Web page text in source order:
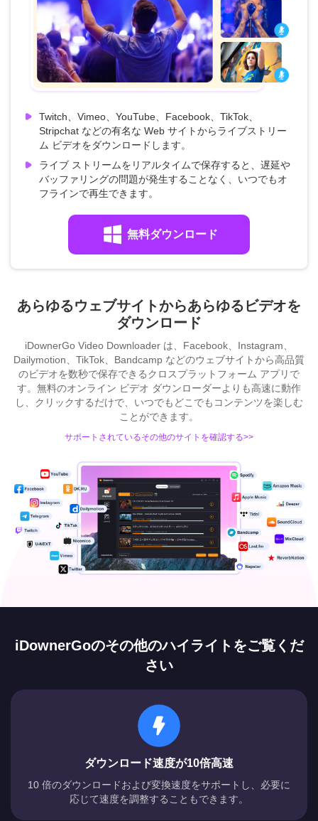
Twitch、Vimeo、YouTube、Facebook、TikTok、
Stripchat などの有名な Web サイトからライブストリー
ム ビデオをダウンロードします。
ライブ ストリームをリアルタイムで保存すると、遅延や
バッファリングの問題が発生することなく、いつでもオ
フラインで再生できます。
無料ダウンロード
あらゆるウェブサイトからあらゆるビデオを
ダウンロード
iDownerGo Video Downloader は、Facebook、Instagram、
Dailymotion、TikTok、Bandcamp などのウェブサイトから高品質
のビデオを数秒で保存できるクロスプラットフォーム アプリで
す。無料のオンライン ビデオ ダウンローダーよりも高速に動作
し、クリックするだけで、いつでもどこでもコンテンツを楽しむ
ことができます。
サポートされているその他のサイトを確認する>>
iDownerGoのその他のハイライトをご覧くだ
さい
ダウンロード速度が10倍高速
10 倍のダウンロードおよび変換速度をサポートし、必要に
応じて速度を調整することもできます。